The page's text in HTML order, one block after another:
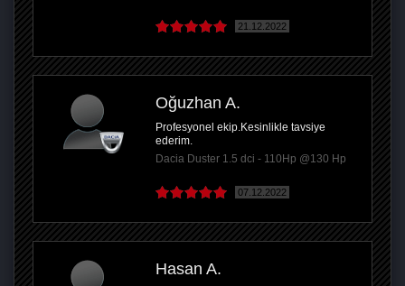
21.12.2022
Oğuzhan A.
Profesyonel ekip.Kesinlikle tavsiye
ederim.
Dacia Duster 1.5 dci - 110Hp @130 Hp
07.12.2022
Hasan A.